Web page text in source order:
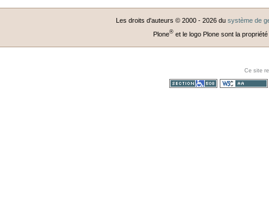
Les droits d'auteurs © 2000 - 2026 du système de
Plone®et le logo Plone sont la
Ce site